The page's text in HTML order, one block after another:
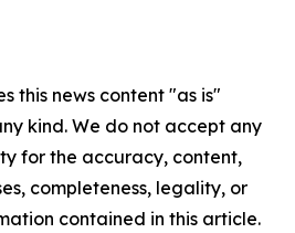
this news content "as is"
kind. We do not accept any
for the accuracy, content,
completeness, legality, or
contained in this article.